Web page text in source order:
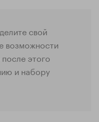
свой
возможности
этого
и набору